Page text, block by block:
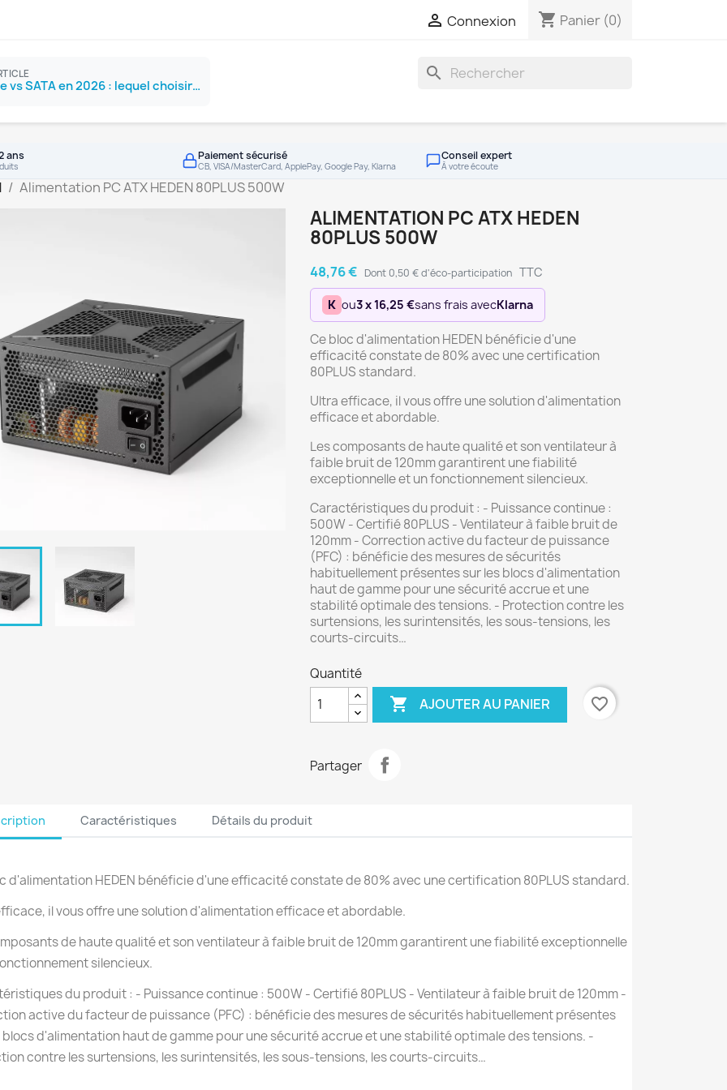
 Connexion shopping_cart Panier (0)
SSD NVMe vs SATA en 2026 : lequel choisir ?
search
ans Paiement sécurisé
CB, VISA/MasterCard, ApplePay, Google Pay, Klarna
Conseil expert
À votre écoute
Alimentation PC ATX HEDEN 80PLUS 500W
ALIMENTATION PC ATX HEDEN
80PLUS 500W
48,76 € Dont 0,50 € d'éco-participation TTC
K ou3 x 16,25 €sans frais avecKlarna
Ce bloc d'alimentation HEDEN bénéficie d'une
efficacité constate de 80% avec une certification
80PLUS standard.
Ultra efficace, il vous offre une solution d'alimentation
efficace et abordable.
Les composants de haute qualité et son ventilateur à
faible bruit de 120mm garantirent une fiabilité
exceptionnelle et un fonctionnement silencieux.
Caractéristiques du produit : - Puissance continue :
500W - Certifié 80PLUS - Ventilateur à faible bruit de
120mm - Correction active du facteur de puissance
(PFC) : bénéficie des mesures de sécurités
habituellement présentes sur les blocs d'alimentation
haut de gamme pour une sécurité accrue et une
stabilité optimale des tensions. - Protection contre les
surtensions, les surintensités, les sous-tensions, les
courts-circuits…
Quantité
 AJOUTER AU PANIER favorite_border
Partager
Caractéristiques Détails du produit
d'alimentation HEDEN bénéficie d'une efficacité constate de 80% avec une certification 80PLUS standard.
il vous offre une solution d'alimentation efficace et abordable.
de haute qualité et son ventilateur à faible bruit de 120mm garantirent une fiabilité exceptionnelle
silencieux.
du produit : - Puissance continue : 500W - Certifié 80PLUS - Ventilateur à faible bruit de 120mm -
active du facteur de puissance (PFC) : bénéficie des mesures de sécurités habituellement présentes
blocs d'alimentation haut de gamme pour une sécurité accrue et une stabilité optimale des tensions. -
contre les surtensions, les surintensités, les sous-tensions, les courts-circuits…